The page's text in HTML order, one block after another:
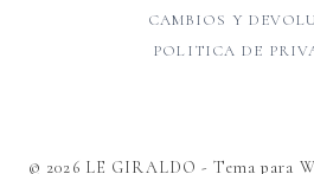
CAMBIOS Y
POLITICA DE
© 2026 LE GIRALDO - Tema para